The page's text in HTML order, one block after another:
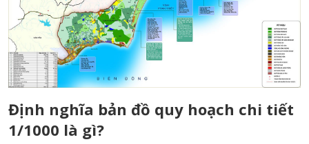
Định nghĩa bản đồ quy hoạch chi tiết
1/1000 là gì?